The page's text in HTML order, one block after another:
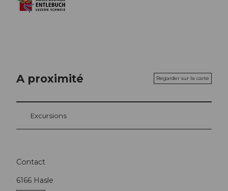
A proximité Regarder sur la carte
Excursions
Contact
6166 Hasle